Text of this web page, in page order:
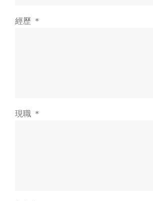
經歷 ＊
現職 ＊